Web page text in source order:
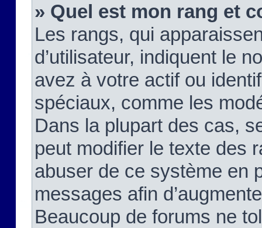
» Quel est mon rang et
Les rangs, qui
d’utilisateur, indiquent le
avez à votre actif ou
spéciaux, comme les
Dans la plupart des cas,
peut modifier le texte des
abuser de ce système en
messages afin
Beaucoup de forums ne